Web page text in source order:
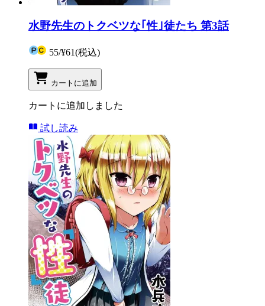
水野先生のトクベツな｢性｣徒たち 第3話
55/¥61(税込)
カートに追加
カートに追加しました
試し読み